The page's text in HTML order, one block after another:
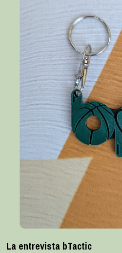
La entrevista bTactic